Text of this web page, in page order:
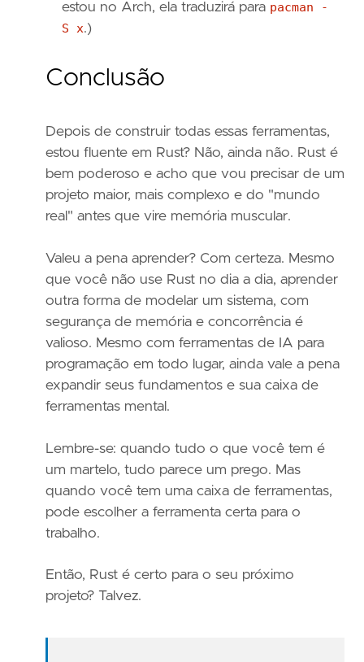
estou no Arch, ela traduzirá para pacman -
S x.)
Conclusão
Depois de construir todas essas ferramentas,
estou fluente em Rust? Não, ainda não. Rust é
bem poderoso e acho que vou precisar de um
projeto maior, mais complexo e do "mundo
real" antes que vire memória muscular.
Valeu a pena aprender? Com certeza. Mesmo
que você não use Rust no dia a dia, aprender
outra forma de modelar um sistema, com
segurança de memória e concorrência é
valioso. Mesmo com ferramentas de IA para
programação em todo lugar, ainda vale a pena
expandir seus fundamentos e sua caixa de
ferramentas mental.
Lembre-se: quando tudo o que você tem é
um martelo, tudo parece um prego. Mas
quando você tem uma caixa de ferramentas,
pode escolher a ferramenta certa para o
trabalho.
Então, Rust é certo para o seu próximo
projeto? Talvez.